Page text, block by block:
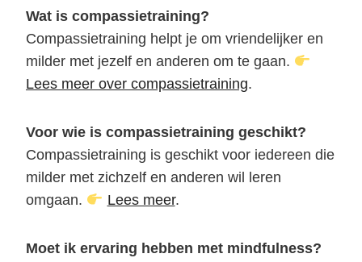
Wat is compassietraining?
Compassietraining helpt je om vriendelijker en
milder met jezelf en anderen om te gaan.
Lees meer over compassietraining.
Voor wie is compassietraining geschikt?
Compassietraining is geschikt voor iedereen die
milder met zichzelf en anderen wil leren
omgaan.
Lees meer.
Moet ik ervaring hebben met mindfulness?